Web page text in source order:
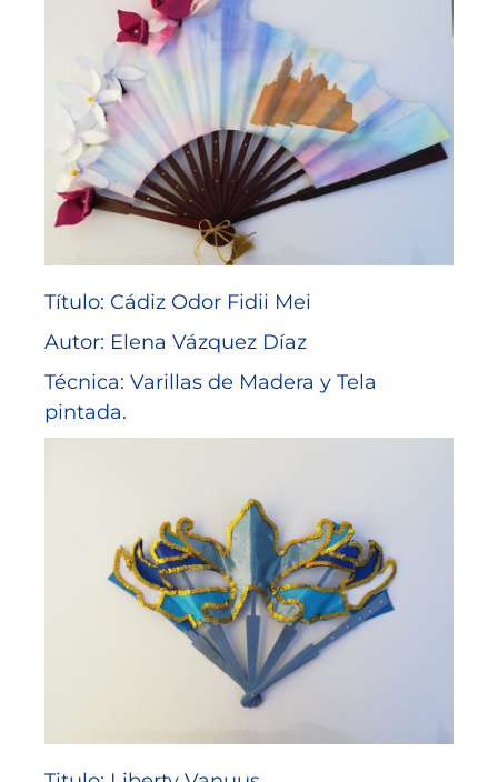
Título: Cádiz Odor Fidii Mei
Autor: Elena Vázquez Díaz
Técnica: Varillas de Madera y Tela
pintada.